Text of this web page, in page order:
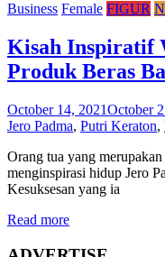
Business Female FIGUR
Kisah Inspiratif
Produk Beras
October 14, 2021October
Jero Padma, Putri Keraton,
Orang tua yang
menginspirasi hidup Jero
Kesuksesan yang ia
Read more